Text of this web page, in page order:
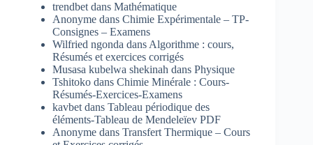
trendbet dans Mathématique
Anonyme dans Chimie Expérimentale – TP-
Consignes – Examens
Wilfried ngonda dans Algorithme : cours,
Résumés et exercices corrigés
Musasa kubelwa shekinah dans Physique
Tshitoko dans Chimie Minérale : Cours-
Résumés-Exercices-Examens
kavbet dans Tableau périodique des
éléments-Tableau de Mendeleïev PDF
Anonyme dans Transfert Thermique – Cours